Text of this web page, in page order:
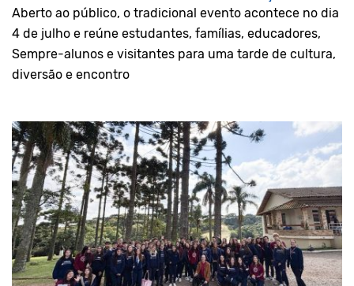
Aberto ao público, o tradicional evento acontece no dia
4 de julho e reúne estudantes, famílias, educadores,
Sempre-alunos e visitantes para uma tarde de cultura,
diversão e encontro